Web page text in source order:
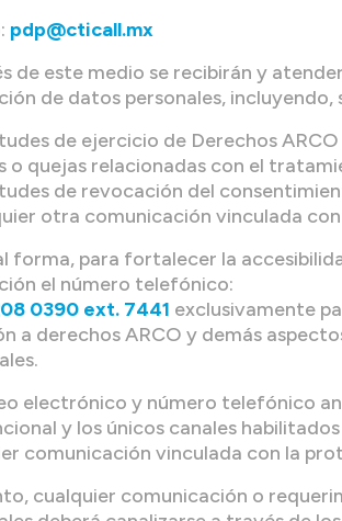
pdp@cticall.mx
de este medio se recibirán y
de datos personales, incluyendo,
de ejercicio de Derechos
o quejas relacionadas con el
de revocación del
otra comunicación vinculada
forma, para fortalecer la
el número telefónico:
0390 ext. 7441 exclusivamente
a derechos ARCO y demás
electrónico y número telefónico
y los únicos canales
comunicación vinculada con la
cualquier comunicación o